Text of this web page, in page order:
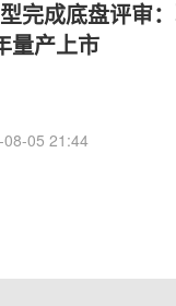
完成底盘评审
量产上市
08-05 21:44